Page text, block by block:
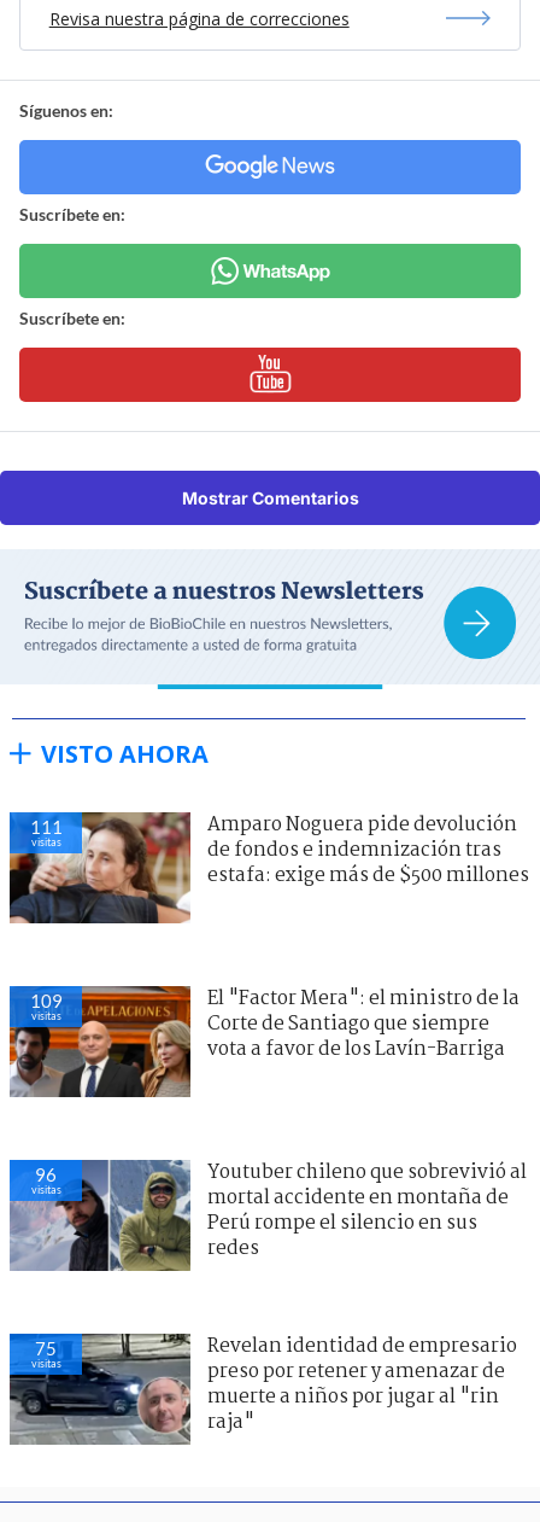
Revisa nuestra página de correcciones
Síguenos en:
Suscríbete en:
Suscríbete en:
Mostrar Comentarios
VISTO AHORA
111
visitas
Amparo Noguera pide devolución
de fondos e indemnización tras
estafa: exige más de $500 millones
109
visitas
El "Factor Mera": el ministro de la
Corte de Santiago que siempre
vota a favor de los Lavín-Barriga
96
visitas
Youtuber chileno que sobrevivió al
mortal accidente en montaña de
Perú rompe el silencio en sus
redes
75
visitas
Revelan identidad de empresario
preso por retener y amenazar de
muerte a niños por jugar al "rin
raja"